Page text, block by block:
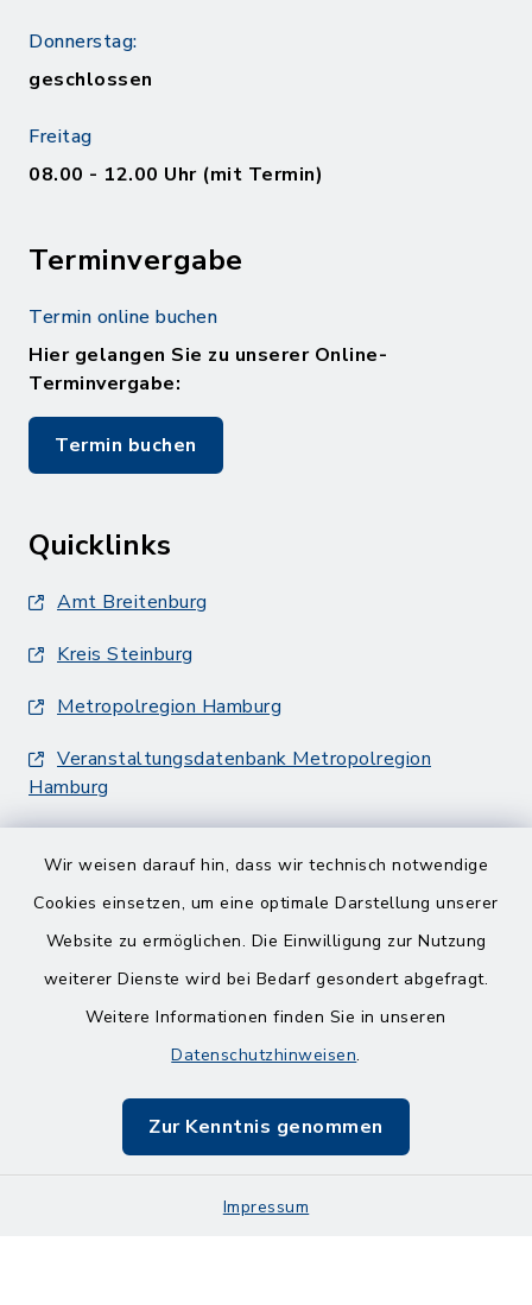
Wir weisen darauf hin, dass wir technisch notwendige
Cookies einsetzen, um eine optimale Darstellung unserer
Website zu ermöglichen. Die Einwilligung zur Nutzung
weiterer Dienste wird bei Bedarf gesondert abgefragt.
Weitere Informationen finden Sie in unseren
Datenschutzhinweisen.
Zur Kenntnis genommen
Impressum
Donnerstag:
geschlossen
Freitag
08.00 - 12.00 Uhr (mit Termin)
Terminvergabe
Termin online buchen
Hier gelangen Sie zu unserer Online-
Terminvergabe:
Termin buchen
Quicklinks
Amt Breitenburg
Kreis Steinburg
Metropolregion Hamburg
Veranstaltungsdatenbank Metropolregion
Hamburg
Barrierefreiheit
Impressum
Sitemap